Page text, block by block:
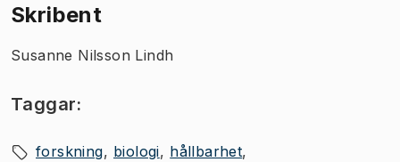
Skribent
Susanne Nilsson Lindh
Taggar:
forskning biologi
hållbarhet